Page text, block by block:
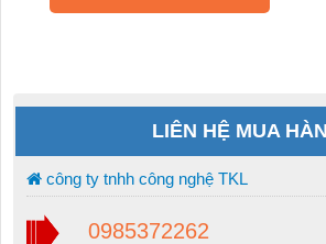
LIÊN HỆ MUA
công ty tnhh công nghệ TKL
0985372262